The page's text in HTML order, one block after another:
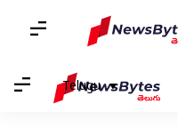
Telugu